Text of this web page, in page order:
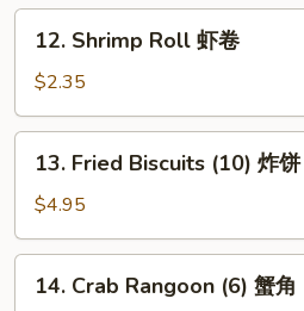
肉
Shrimp
Roll
虾
卷
12. Shrimp Roll 虾卷
$2.35
Fried
Biscuits
(10)
炸
13. Fried Biscuits (10) 炸饼
$4.95
Crab
14. Crab Rangoon (6) 蟹角